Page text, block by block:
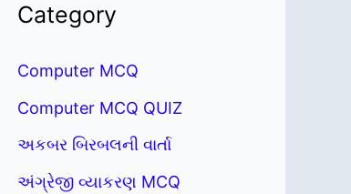
Category
Computer MCQ
Computer MCQ QUIZ
અકબર બિરબલની વાર્તા
અંગ્રેજી વ્યાકરણ MCQ